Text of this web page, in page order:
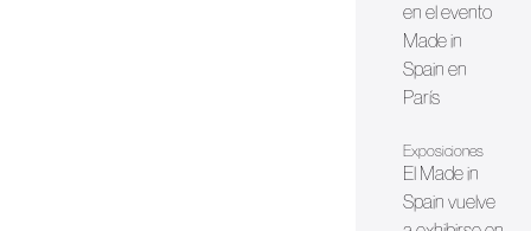
en el evento
Made in
Spain en
París
Exposiciones
El Made in
Spain vuelve